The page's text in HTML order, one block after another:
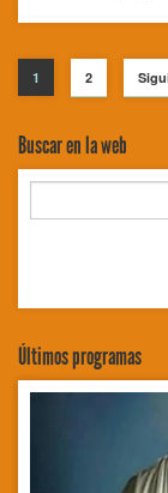
1 2
Buscar en la web
Últimos programas